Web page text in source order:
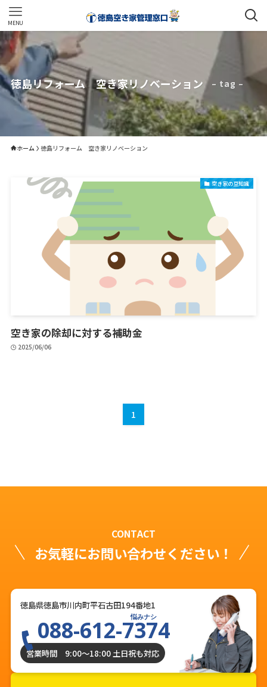
MENU
徳島リフォーム 空き家リノベーション – tag –
ホーム 徳島リフォーム 空き家リノベーション
空き家の豆知識
空き家の除却に対する補助金
2025/06/06
1
CONTACT
お気軽にお問い合わせください！
徳島県徳島市川内町平石古田194番地1
悩みナシ
088-612-7374
営業時間 9:00〜18:00 土日祝も対応